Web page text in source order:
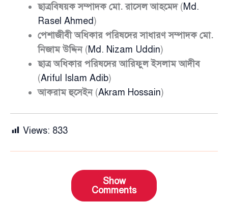
ছাত্রবিষয়ক সম্পাদক মো. রাসেল আহমেদ(Md.
Rasel Ahmed)
পেশাজীবী অধিকার পরিষদের সাধারণ সম্পাদক মো.
নিজাম উদ্দিন(Md. Nizam Uddin)
ছাত্র অধিকার পরিষদের আরিফুল ইসলাম আদীব
(Ariful Islam Adib)
আকরাম হুসেইন(Akram Hossain)
Views: 833
Show
Comments